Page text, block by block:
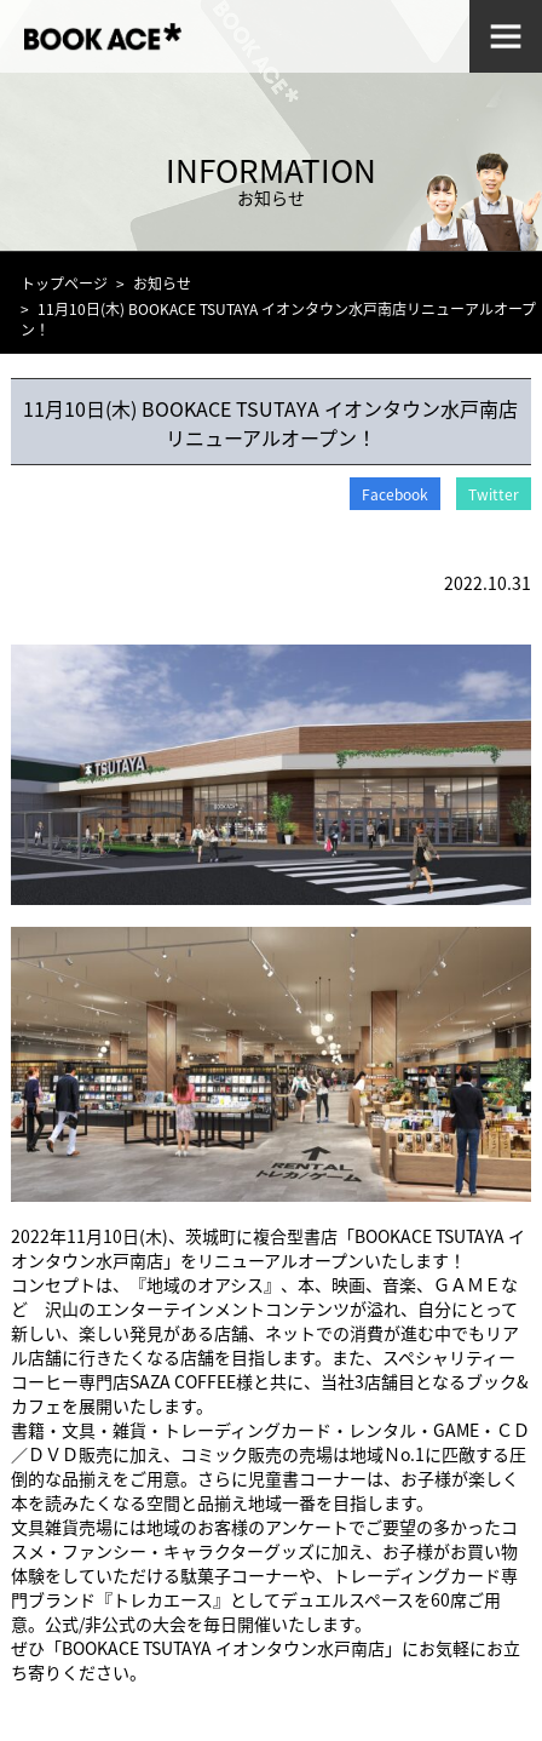
INFORMATION
お知らせ
トップページ
お知らせ
11月10日(木) BOOKACE TSUTAYA イオンタウン水戸南店リニューアルオープ
ン！
11月10日(木) BOOKACE TSUTAYA イオンタウン水戸南店
リニューアルオープン！
Facebook Twitter
2022.10.31
2022年11月10日(木)、茨城町に複合型書店「BOOKACE TSUTAYA イ
オンタウン水戸南店」をリニューアルオープンいたします！
コンセプトは、『地域のオアシス』、本、映画、音楽、ＧＡＭＥな
ど 沢山のエンターテインメントコンテンツが溢れ、自分にとって
新しい、楽しい発見がある店舗、ネットでの消費が進む中でもリア
ル店舗に行きたくなる店舗を目指します。また、スペシャリティー
コーヒー専門店SAZA COFFEE様と共に、当社3店舗目となるブック&
カフェを展開いたします。
書籍・文具・雑貨・トレーディングカード・レンタル・GAME・ＣＤ
／ＤＶＤ販売に加え、コミック販売の売場は地域Ｎo.1に匹敵する圧
倒的な品揃えをご用意。さらに児童書コーナーは、お子様が楽しく
本を読みたくなる空間と品揃え地域一番を目指します。
文具雑貨売場には地域のお客様のアンケートでご要望の多かったコ
スメ・ファンシー・キャラクターグッズに加え、お子様がお買い物
体験をしていただける駄菓子コーナーや、トレーディングカード専
門ブランド『トレカエース』としてデュエルスペースを60席ご用
意。公式/非公式の大会を毎日開催いたします。
ぜひ「BOOKACE TSUTAYA イオンタウン水戸南店」にお気軽にお立
ち寄りください。